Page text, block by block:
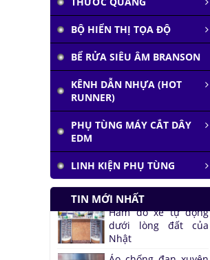
BỘ HIỂN THỊ TỌA ĐỘ
BỂ RỬA SIÊU ÂM BRANSON
KÊNH DẪN NHỰA (HOT
RUNNER)
PHỤ TÙNG MÁY CẮT DÂY
EDM
LINH KIỆN PHỤ TÙNG
TIN MỚI NHẤT
thành phố tốc độ
1.000 km/h
Đại học Lạc Hồng vô
địch cuộc thi
Robocon 2019
Pin Mặt Trời có khả
năng tái tạo ánh
sáng
Đảo ngược quá trình
nhiên liệu
Hầm đỗ xe tự động
dưới lòng đất của
Nhật
Áo chống đạn xuyên
giáp bằng bọt kim
loại